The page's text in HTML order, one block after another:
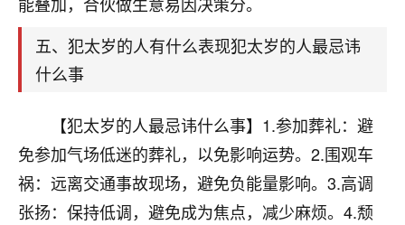
五、犯太岁的人有什么表现犯太岁的人最忌讳
什么事
【犯太岁的人最忌讳什么事】1.参加葬礼：避
免参加气场低迷的葬礼，以免影响运势。2.围观车
祸：远离交通事故现场，避免负能量影响。3.高调
张扬：保持低调，避免成为焦点，减少麻烦。4.颓
后，我以为都没戏了，结果开年一上班，开会提拔升
职第一个就是我，职务无所谓，主要是底薪加了
3000，非常开心，无论如何，感恩感谢！🙏🏻
鹿森：恭喜升职加薪！！，请客吗？�
12小时前 来自北京 32
心心相印